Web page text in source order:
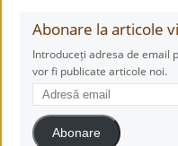
Abonare la articole
Introduceți adresa de email
vor fi publicate articole noi.
Adresă
email
Abonare